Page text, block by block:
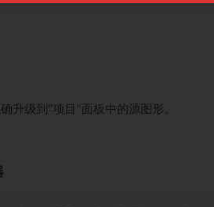
级到“项目”面板中的源图形。